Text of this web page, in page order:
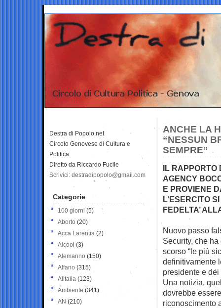
ANCHE LA
“NESSUN
SEMPRE”
IL RAPPORTO
AGENCY
E PROVIENE
L’ESERCITO
FEDELTA’
Nuovo passo
Security, che ha
scorso “le più
definitivamente
presidente e
Una notizia,
dovrebbe
riconoscimento
Destra di Popolo.net
Circolo Genovese di Cultura e
Politica
Diretto da Riccardo Fucile
Scrivici: destradipopolo@gmail.com
Categorie
100 giorni (5)
Aborto (20)
Acca Larentia (2)
Alcool (3)
Alemanno (150)
Alfano (315)
Alitalia (123)
Ambiente (341)
AN (210)